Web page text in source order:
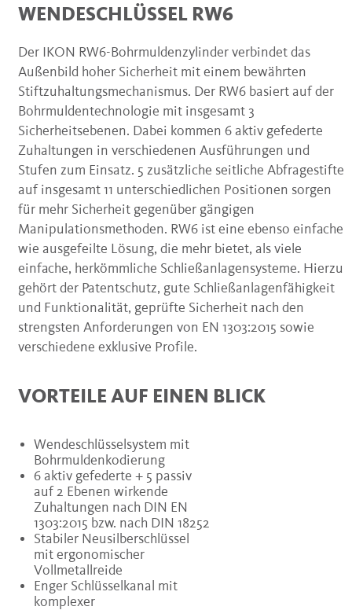
WENDESCHLÜSSEL RW6
Der IKON RW6-Bohrmuldenzylinder verbindet das
Außenbild hoher Sicherheit mit einem bewährten
Stiftzuhaltungsmechanismus. Der RW6 basiert auf der
Bohrmuldentechnologie mit insgesamt 3
Sicherheitsebenen. Dabei kommen 6 aktiv gefederte
Zuhaltungen in verschiedenen Ausführungen und
Stufen zum Einsatz. 5 zusätzliche seitliche Abfragestifte
auf insgesamt 11 unterschiedlichen Positionen sorgen
für mehr Sicherheit gegenüber gängigen
Manipulationsmethoden. RW6 ist eine ebenso einfache
wie ausgefeilte Lösung, die mehr bietet, als viele
einfache, herkömmliche Schließanlagensysteme. Hierzu
gehört der Patentschutz, gute Schließanlagenfähigkeit
und Funktionalität, geprüfte Sicherheit nach den
strengsten Anforderungen von EN 1303:2015 sowie
verschiedene exklusive Profile.
VORTEILE AUF EINEN BLICK
Wendeschlüsselsystem mit
Bohrmuldenkodierung
6 aktiv gefederte + 5 passiv
auf 2 Ebenen wirkende
Zuhaltungen nach DIN EN
1303:2015 bzw. nach DIN 18252
Stabiler Neusilberschlüssel
mit ergonomischer
Vollmetallreide
Enger Schlüsselkanal mit
komplexer